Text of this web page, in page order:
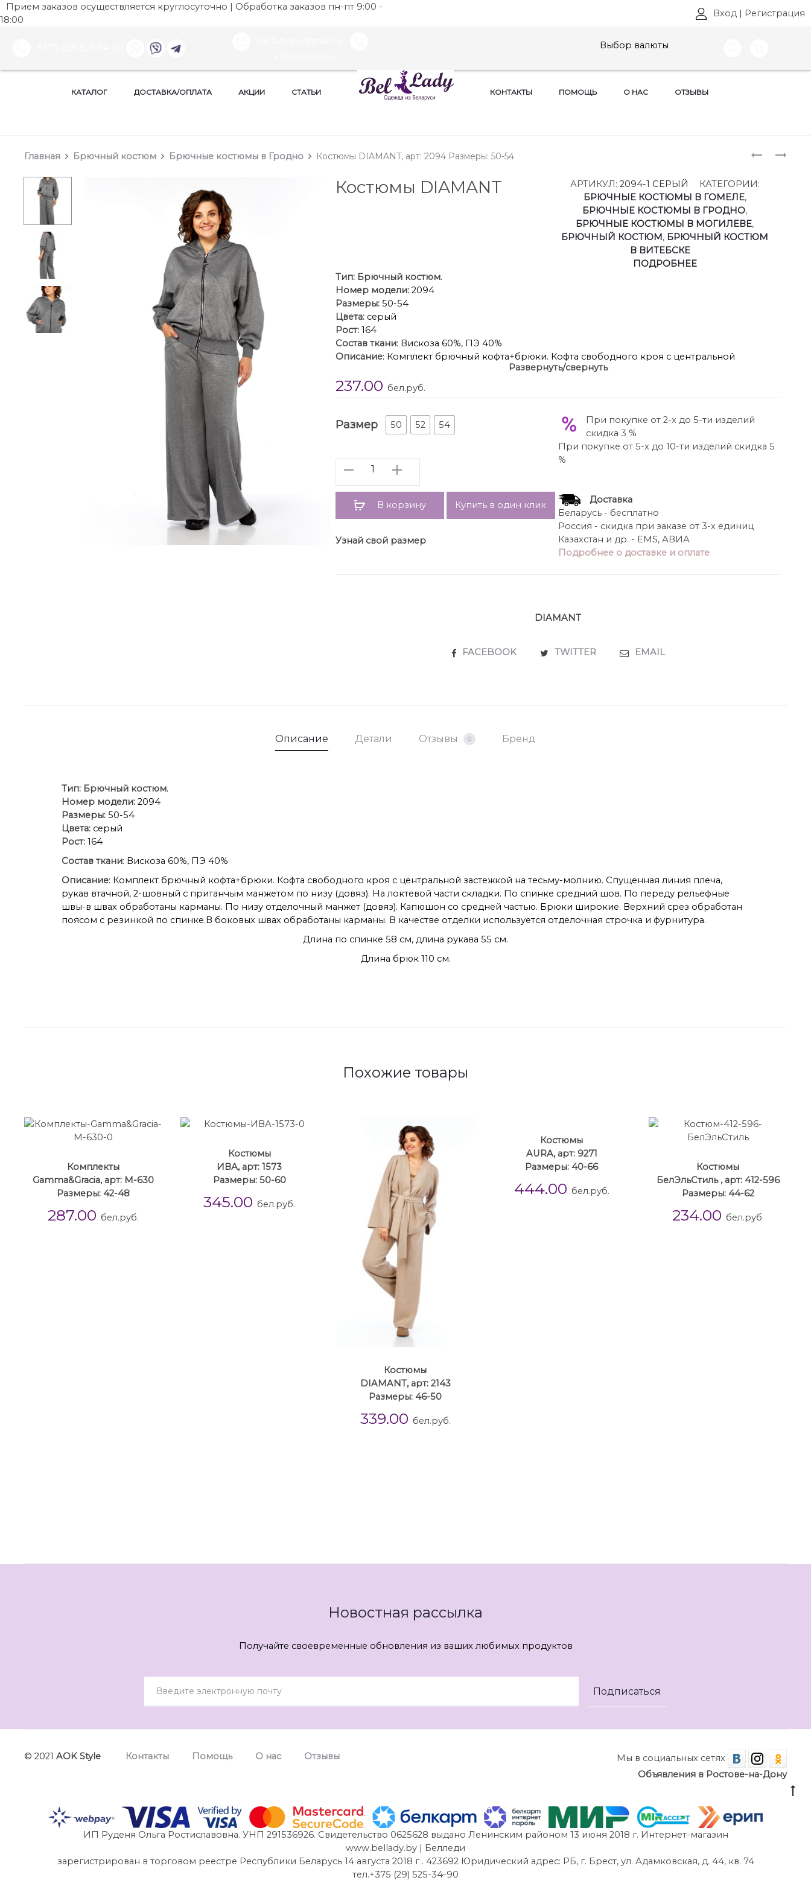
Прием заказов осуществляется круглосуточно | Обработка заказов пн-пт 9:00 -
18:00
Вход | Регистрация
Выбор валюты
КАТАЛОГ ДОСТАВКА/ОПЛАТА АКЦИИ СТАТЬИ КОНТАКТЫ ПОМОЩЬ О НАС ОТЗЫВЫ
48-
КУРТКИ
Главная Брючный костюм Брючные костюмы в Гродно Костюмы DIAMANT, арт: 2094 Размеры: 50-54
Костюмы DIAMANT АРТИКУЛ: 2094-1 СЕРЫЙ
КАТЕГОРИИ:
БРЮЧНЫЕ КОСТЮМЫ В ГОМЕЛЕ,
БРЮЧНЫЕ КОСТЮМЫ В ГРОДНО,
БРЮЧНЫЕ КОСТЮМЫ В МОГИЛЕВЕ,
БРЮЧНЫЙ КОСТЮМ, БРЮЧНЫЙ КОСТЮМ
В ВИТЕБСКЕ
ПОДРОБНЕЕ
Тип: Брючный костюм.
Номер модели:2094
Размеры:50-54
Цвета: серый
Рост: 164
Состав ткани: Вискоза 60%, ПЭ 40%
Описание: Комплект брючный кофта+брюки. Кофта свободного кроя с центральной
застежкой на тесьму-молнию. Спущенная линия плеча, рукав втачной, 2-шовный с пританчым
манжетом по низу (довяз). На локтевой части складки. По спинке средний шов. По переду
рельефные швы-в швах обработаны карманы. По низу отделочный манжет (довяз). Капюшон
спинке.В боковых швах обработаны карманы. В качестве отделки используется отделочная
строчка и фурнитура.
Длина по спинке 58 см, длина рукава 55 см.
Длина брюк 110 см.
Развернуть/свернуть
237.00 бел.руб.
Размер 50 52 54
Количество
В корзину Купить в один клик
Узнай свой размер
При покупке от 2-х до 5-ти изделий
скидка 3 %
При покупке от 5-х до 10-ти изделий скидка 5
%
Доставка
Беларусь - бесплатно
Россия - скидка при заказе от 3-х единиц
Казахстан и др. - EMS, АВИА
Подробнее о доставке и оплате
DIAMANT
SHARE
FACEBOOK TWITTER EMAIL
Описание Детали Отзывы 0 Бренд
Тип: Брючный костюм.
Номер модели: 2094
Размеры: 50-54
Цвета: серый
Рост: 164
Состав ткани: Вискоза 60%, ПЭ 40%
Описание: Комплект брючный кофта+брюки. Кофта свободного кроя с центральной застежкой на тесьму-молнию. Спущенная линия плеча,
рукав втачной, 2-шовный с пританчым манжетом по низу (довяз). На локтевой части складки. По спинке средний шов. По переду рельефные
швы-в швах обработаны карманы. По низу отделочный манжет (довяз). Капюшон со средней частью. Брюки широкие. Верхний срез обработан
поясом с резинкой по спинке.В боковых швах обработаны карманы. В качестве отделки используется отделочная строчка и фурнитура.
Длина по спинке 58 см, длина рукава 55 см.
Длина брюк 110 см.
Похожие товары
Комплекты
Gamma&Gracia, арт: М-630
Размеры: 42-48
287.00 бел.руб.
Костюмы
ИВА, арт: 1573
Размеры: 50-60
345.00 бел.руб.
Костюмы
DIAMANT, арт: 2143
Размеры: 46-50
339.00 бел.руб.
Костюмы
AURA, арт: 9271
Размеры: 40-66
444.00 бел.руб.
Костюмы
БелЭльСтиль , арт: 412-596
Размеры: 44-62
234.00 бел.руб.
Новостная рассылка
Получайте своевременные обновления из ваших любимых продуктов
© 2021 AOK Style Контакты Помощь О нас Отзывы
Мы в социальных сетях
Объявления в Ростове-на-Дону
ИП Руденя Ольга Ростиславовна. УНП 291536926. Свидетельство 0625628 выдано Ленинским районом 13 июня 2018 г. Интернет-магазин
www.bellady.by | Белледи
зарегистрирован в торговом реестре Республики Беларусь 14 августа 2018 г . 423692 Юридический адрес: РБ, г. Брест, ул. Адамковская, д. 44, кв. 74
тел.+375 (29) 525-34-90